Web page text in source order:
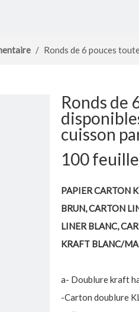
/ Ronds de 6 pouces
Ronds de
cuisson
100
PAPIER CARTON
BRUN, CARTON
LINER BLANC,
KRAFT BLANC/
a- Doublure kraft
-Carton doublure